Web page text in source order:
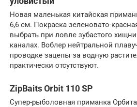
Новая маленькая китайская
6,6 см. Покраска зеленовато-
выбрать при ловле зубастого
каналах. Воблер нейтральной
проводке зацепы за водную
практически отсутствуют.
ZipBaits Orbit 110 SP
Супер-рыболовная приманка